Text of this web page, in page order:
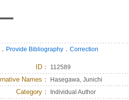
． Provide Bibliography ． Correction
ID ： 112589
Names： Hasegawa, Junichi
Category： Individual Author